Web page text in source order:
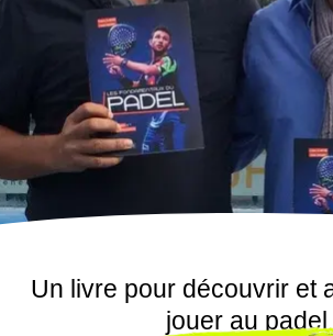
Un livre pour découvrir et
jouer au padel